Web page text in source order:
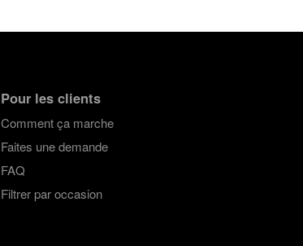
Pour les clients
Comment ça marche
Faites une demande
FAQ
Filtrer par occasion